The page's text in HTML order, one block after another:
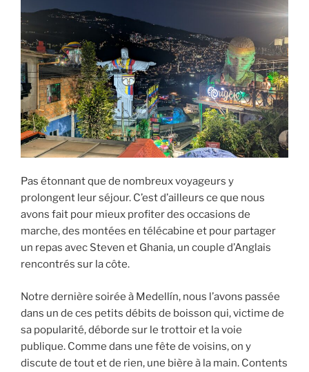
Pas étonnant que de nombreux voyageurs y
prolongent leur séjour. C’est d’ailleurs ce que nous
avons fait pour mieux profiter des occasions de
marche, des montées en télécabine et pour partager
un repas avec Steven et Ghania, un couple d’Anglais
rencontrés sur la côte.
Notre dernière soirée à Medellín, nous l’avons passée
dans un de ces petits débits de boisson qui, victime de
sa popularité, déborde sur le trottoir et la voie
publique. Comme dans une fête de voisins, on y
discute de tout et de rien, une bière à la main. Contents